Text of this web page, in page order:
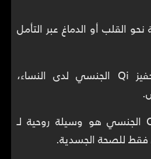
القلب أو الدماغ عبر التأمل
- تمارين الحوض لتحفيز Qi الجنسي لدى النساء،
- ويُعتقد أن تحفيز Qi الجنسي هو وسيلة روحية لـ
للصحة الجسدية.